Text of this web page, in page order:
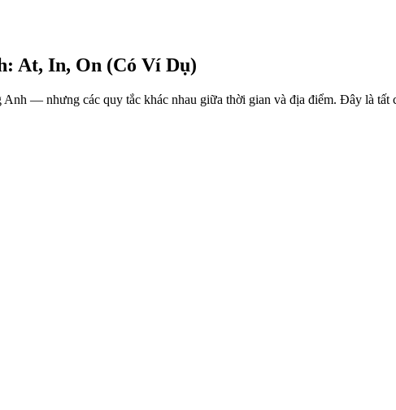
At, In, On (Có Ví Dụ)
— nhưng các quy tắc khác nhau giữa thời gian và địa điểm. Đây là tất